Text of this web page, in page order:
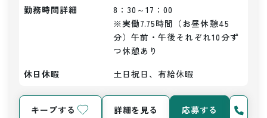
勤務時間詳細
8：30～17：00
※実働7.75時間（お昼休憩45
分）午前・午後それぞれ10分ず
つ休憩あり
休日休暇
土日祝日、有給休暇
キープする 詳細を見る 応募する